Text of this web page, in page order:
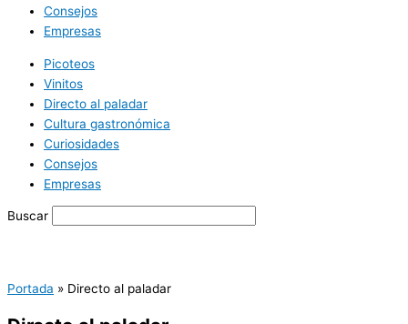
Consejos
Empresas
Picoteos
Vinitos
Directo al paladar
Cultura gastronómica
Curiosidades
Consejos
Empresas
Buscar
Portada » Directo al paladar